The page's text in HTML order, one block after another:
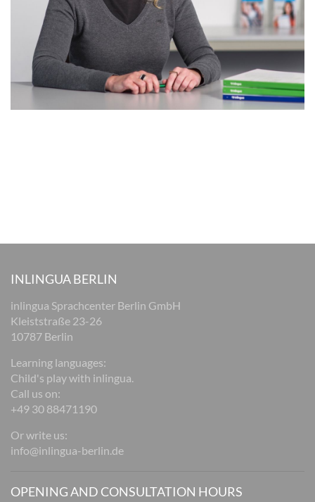
INLINGUA BERLIN
inlingua Sprachcenter Berlin GmbH
Kleiststraße 23-26
10787 Berlin
Learning languages:
Child's play with inlingua.
Call us on:
+49 30 88471190
Or write us:
info@inlingua-berlin.de
OPENING AND CONSULTATION HOURS